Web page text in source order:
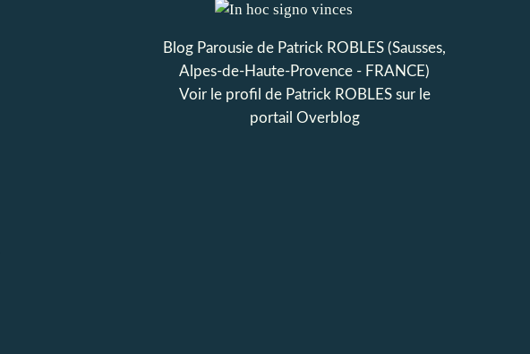
Blog Parousie de Patrick ROBLES (Sausses,
Alpes-de-Haute-Provence - FRANCE)
Voir le profil de Patrick ROBLESsur le
portail Overblog